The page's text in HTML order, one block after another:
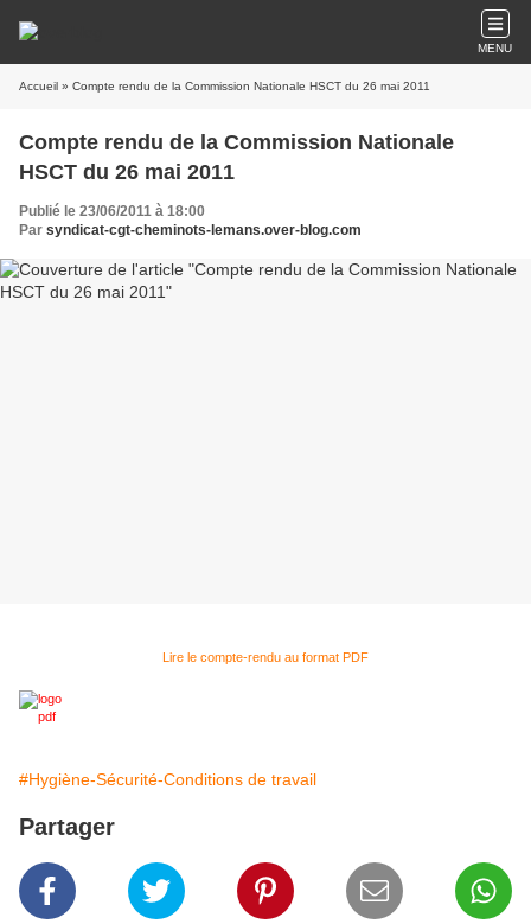
MENU
Accueil » Compte rendu de la Commission Nationale HSCT du 26 mai 2011
Compte rendu de la Commission Nationale
HSCT du 26 mai 2011
Publié le 23/06/2011 à 18:00
Par syndicat-cgt-cheminots-lemans.over-blog.com
Lire le compte-rendu au format PDF
#Hygiène-Sécurité-Conditions de travail
Partager